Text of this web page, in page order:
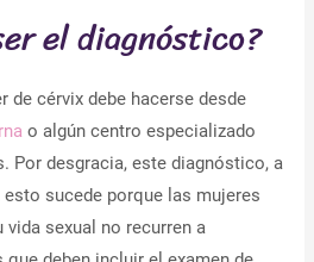
el diagnóstico?
de cérvix debe hacerse desde
o algún centro especializado
Por desgracia, este diagnóstico, a
sucede porque las mujeres
vida sexual no recurren a